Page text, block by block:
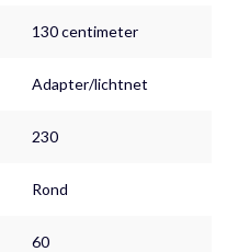
130 centimeter
Adapter/lichtnet
230
Rond
60